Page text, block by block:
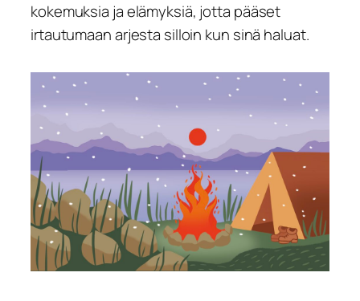
kokemuksia ja elämyksiä, jotta pääset
irtautumaan arjesta silloin kun sinä haluat.